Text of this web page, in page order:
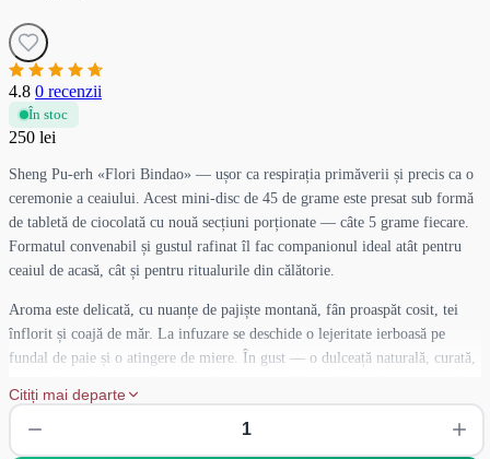
4.8 0 recenzii
În stoc
250 lei
Sheng Pu-erh «Flori Bindao» — ușor ca respirația primăverii și precis ca o
ceremonie a ceaiului. Acest mini-disc de 45 de grame este presat sub formă
de tabletă de ciocolată cu nouă secțiuni porționate — câte 5 grame fiecare.
Formatul convenabil și gustul rafinat îl fac companionul ideal atât pentru
ceaiul de acasă, cât și pentru ritualurile din călătorie.
Aroma este delicată, cu nuanțe de pajiște montană, fân proaspăt cosit, tei
înflorit și coajă de măr. La infuzare se deschide o lejeritate ierboasă pe
fundal de paie și o atingere de miere. În gust — o dulceață naturală, curată,
într-o structură lemnoasă și o amăreală fină a frunzelor învechite.
Postgustul este lung, uscat, cu un accent floral-fructat și o notă limpede de
Citiți mai departe